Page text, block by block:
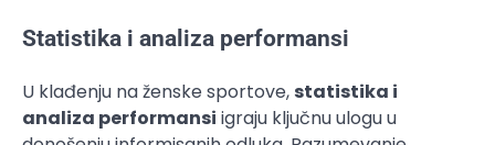
Statistika i analiza performansi
U klađenju na ženske sportove, statistika i
analiza performansi igraju ključnu ulogu u